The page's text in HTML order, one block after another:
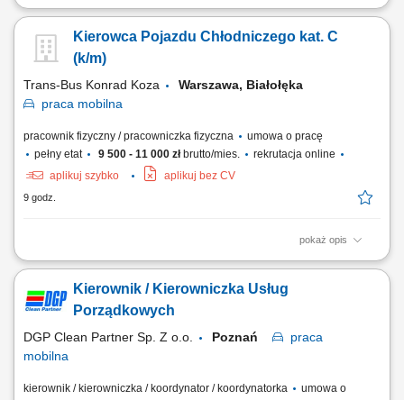
Realizacja transportów pojazdem chłodnią na terenie kraju; Terminowa
restauracji; Sporadyczne rozładunki przez kierowcę (w zależności od
zlecenia) Prawidłowe zabezpieczenie przewożonego ładunku;
Kierowca Pojazdu Chłodniczego kat. C
(k/m)
Trans-Bus Konrad Koza
Warszawa, Białołęka
praca mobilna
pracownik fizyczny / pracowniczka fizyczna
umowa o pracę
pełny etat
9 500 - 11 000 złbrutto/mies.
rekrutacja online
aplikuj szybko
aplikuj bez CV
9 godz.
pokaż opis
Obsługa dostaw na terenie Polski przy wykorzystaniu samochodu
zaopatrywanie sieci handlowych, magazynów i punktów
gastronomicznych w powierzony towar. Nadzór nad prawidłowym
Kierownik / Kierowniczka Usług
Porządkowych
DGP Clean Partner Sp. Z o.o. Poznań
praca
mobilna
kierownik / kierowniczka / koordynator / koordynatorka
umowa o